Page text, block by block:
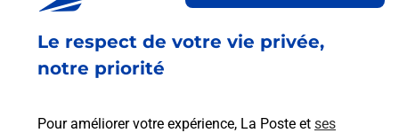
Le respect de votre vie privée,
notre priorité
Pour améliorer votre expérience, La Poste et ses
jusqu'à 07h00
26 RUE DE LA MAIRIE
37170 CHAMBRAY LES TOURS